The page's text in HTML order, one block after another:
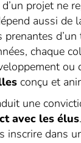
projet ne
aussi de
chaque
conçu et
une
avec les élus
inscrire dans